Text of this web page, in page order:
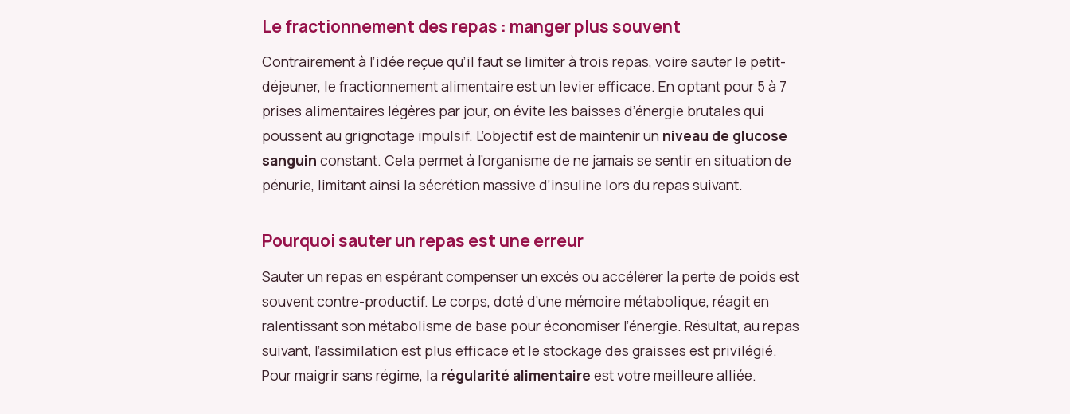
Le fractionnement des repas : manger plus souvent
Contrairement à l’idée reçue qu’il faut se limiter à trois repas, voire sauter le petit-
déjeuner, le fractionnement alimentaire est un levier efficace. En optant pour 5 à 7
prises alimentaires légères par jour, on évite les baisses d’énergie brutales qui
poussent au grignotage impulsif. L’objectif est de maintenir un niveau de glucose
sanguin constant. Cela permet à l’organisme de ne jamais se sentir en situation de
pénurie, limitant ainsi la sécrétion massive d’insuline lors du repas suivant.
Pourquoi sauter un repas est une erreur
Sauter un repas en espérant compenser un excès ou accélérer la perte de poids est
souvent contre-productif. Le corps, doté d’une mémoire métabolique, réagit en
ralentissant son métabolisme de base pour économiser l’énergie. Résultat, au repas
suivant, l’assimilation est plus efficace et le stockage des graisses est privilégié.
Pour maigrir sans régime, la régularité alimentaire est votre meilleure alliée.